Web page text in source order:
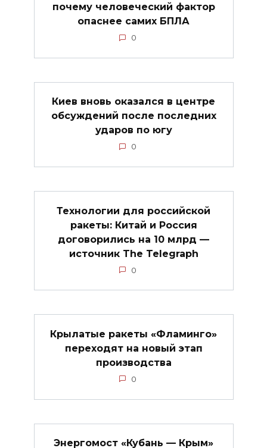
почему человеческий фактор
опаснее самих БПЛА
0
Киев вновь оказался в центре
обсуждений после последних
ударов по югу
0
Технологии для российской
ракеты: Китай и Россия
договорились на 10 млрд —
источник The Telegraph
0
Крылатые ракеты «Фламинго»
переходят на новый этап
производства
0
Энергомост «Кубань — Крым»